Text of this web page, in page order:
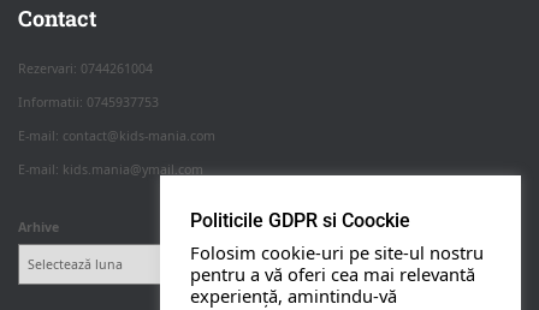
Contact
Rezervari: 0744261004
Informatii: 0745937753
E-mail: contact@kids-mania.com
E-mail: kids.mania@ymail.com
Arhive Politicile GDPR si Coockie
Folosim cookie-uri pe site-ul nostru
pentru a vă oferi cea mai relevantă
experiență, amintindu-vă
Apasa pe o categorie ca sa vezi serviciile.
PETRECERI COPII
NUNTA